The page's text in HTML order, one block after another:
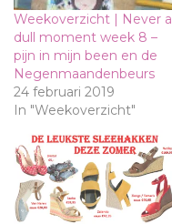
Weekoverzicht | Never a
dull moment week 8 –
pijn in mijn been en de
Negenmaandenbeurs
24 februari 2019
In "Weekoverzicht"